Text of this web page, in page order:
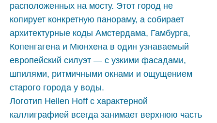
расположенных на мосту. Этот город не
копирует конкретную панораму, а собирает
архитектурные коды Амстердама, Гамбурга,
Копенгагена и Мюнхена в один узнаваемый
европейский силуэт — с узкими фасадами,
шпилями, ритмичными окнами и ощущением
старого города у воды.
Логотип Hellen Hoff с характерной
каллиграфией всегда занимает верхнюю часть